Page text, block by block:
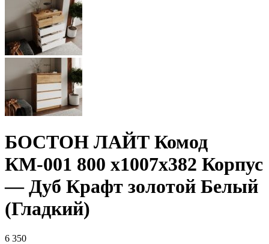
БОСТОН ЛАЙТ Комод
КМ-001 800 х1007х382 Корпус
— Дуб Крафт золотой Белый
(Гладкий)
6 350